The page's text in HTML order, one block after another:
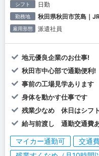
シフト 日勤
勤務地 秋田県秋田市茨島｜
雇用形態 派遣社員
地元優良企業のお仕事!
秋田市中心部で通勤便利!
事前の工場見学あります
身体を動かす仕事です
残業少なめ 休日はシフ
給与前渡し 通勤交通費
マイカー通勤可
交通